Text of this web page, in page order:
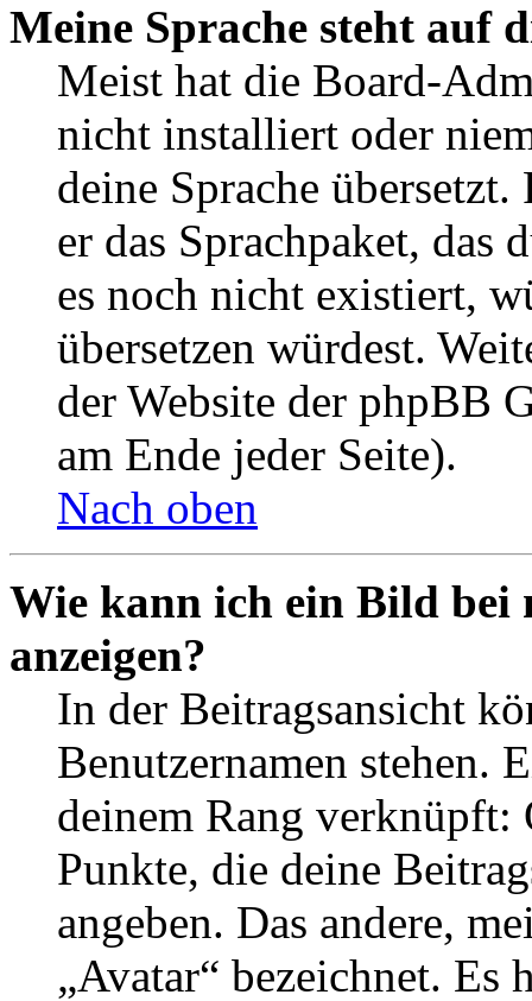
Meine Sprache steht auf
Meist hat die Board-
nicht installiert oder
deine Sprache
er das Sprachpaket, das
es noch nicht existiert,
übersetzen würdest.
der Website der phpBB
am Ende jeder Seite).
Nach oben
Wie kann ich ein Bild bei
anzeigen?
In der Beitragsansicht
Benutzernamen stehen.
deinem Rang verknüpft:
Punkte, die deine
angeben. Das andere,
„Avatar“ bezeichnet. Es